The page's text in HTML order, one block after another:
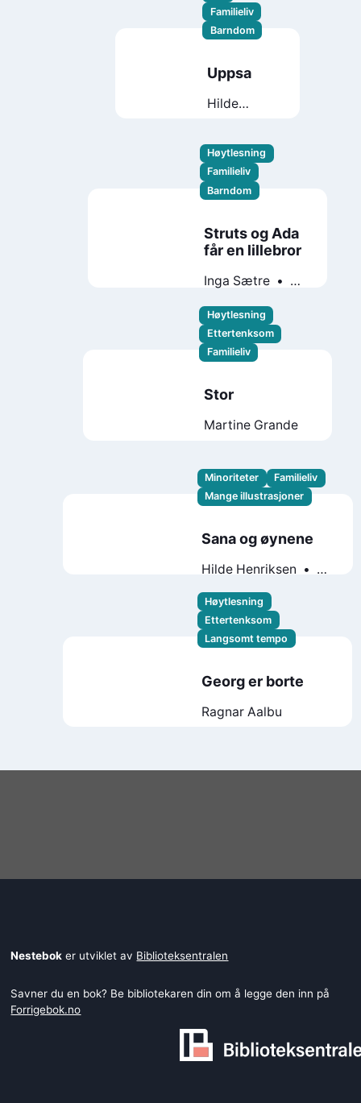
Familieliv
Barndom
Uppsa
Hilde
Høytlesning
Familieliv
Barndom
Struts og Ada
får en lillebror
Inga Sætre
Skretting
Høytlesning
Ettertenksom
Familieliv
Stor
Martine Grande
Minoriteter
Familieliv
Mange illustrasjoner
Sana og øynene
Hilde Henriksen
Bjerkek
Mina
Adampour
Høytlesning
Ettertenksom
Langsomt tempo
Georg er borte
Ragnar Aalbu
Nestebok er utviklet av Biblioteksentralen
Savner du en bok? Be bibliotekaren din om å legge den inn på
Forrigebok.no